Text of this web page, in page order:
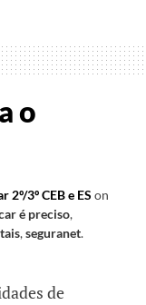
o
2º/3º CEB e ES on
é preciso,
,seguranet.
de